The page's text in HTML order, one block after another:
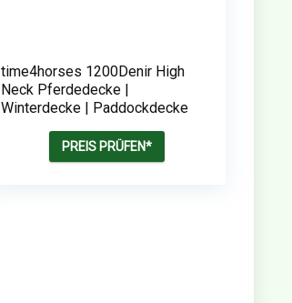
time4horses 1200Denir High
Neck Pferdedecke |
Winterdecke | Paddockdecke
PREIS PRÜFEN*